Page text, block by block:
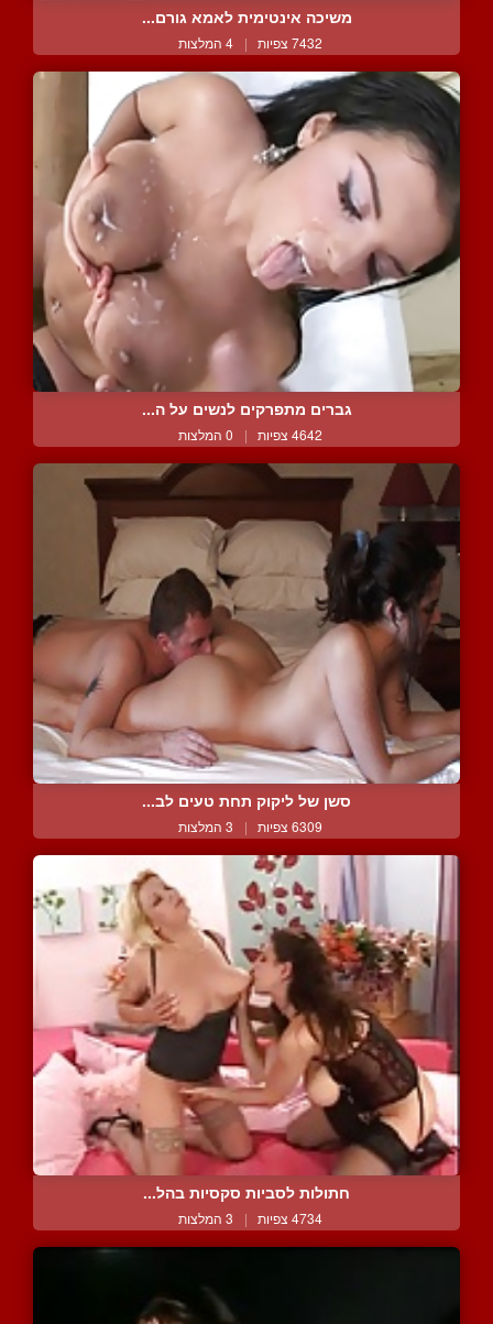
משיכה אינטימית לאמא גורם...
7432 צפיות | 4 המלצות
גברים מתפרקים לנשים על ה...
4642 צפיות | 0 המלצות
סשן של ליקוק תחת טעים לב...
6309 צפיות | 3 המלצות
חתולות לסביות סקסיות בהל...
4734 צפיות | 3 המלצות